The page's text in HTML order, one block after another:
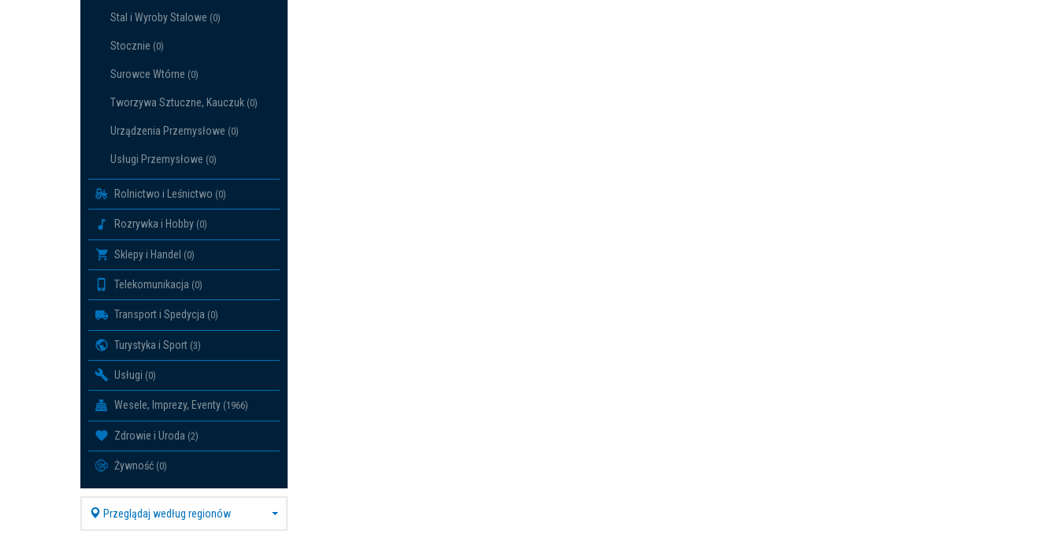
Stal i Wyroby Stalowe (0)
Stocznie (0)
Surowce Wtórne (0)
Tworzywa Sztuczne, Kauczuk (0)
Urządzenia Przemysłowe (0)
Usługi Przemysłowe (0)
Rolnictwo i Leśnictwo (0)
Rozrywka i Hobby (0)
Sklepy i Handel (0)
Telekomunikacja (0)
Transport i Spedycja (0)
Turystyka i Sport (3)
Usługi (0)
Wesele, Imprezy, Eventy (1966)
Zdrowie i Uroda (2)
Żywność (0)
Przeglądaj według regionów